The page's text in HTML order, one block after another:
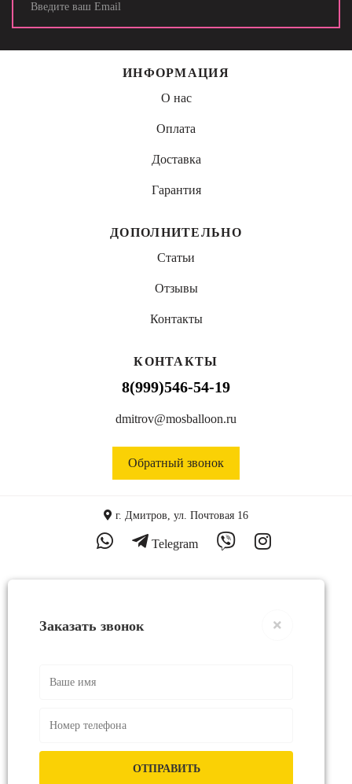
ИНФОРМАЦИЯ
О нас
Оплата
Доставка
Гарантия
ДОПОЛНИТЕЛЬНО
Статьи
Отзывы
Контакты
КОНТАКТЫ
8(999)546-54-19
dmitrov@mosballoon.ru
Обратный звонок
г. Дмитров, ул. Почтовая 16
Telegram
Заказать звонок
ОТПРАВИТЬ